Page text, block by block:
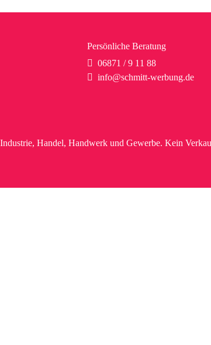
Persönliche Beratung
06871 / 9 11 88
info@schmitt-werbung.de
Handel, Handwerk und Gewerbe. Kein